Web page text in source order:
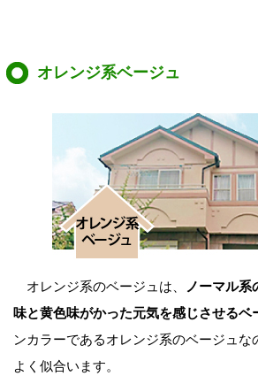
オレンジ系ベージュ
オレンジ系のベージュは、
ノーマル系
味と黄色味がかった元気を感じさせるベ
ンカラーであるオレンジ系のベージュな
よく似合います。